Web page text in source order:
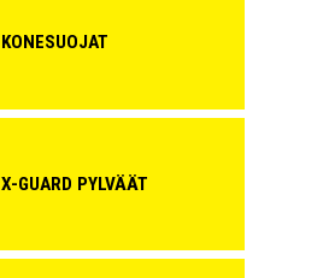
KONESUOJAT
X-GUARD PYLVÄÄT